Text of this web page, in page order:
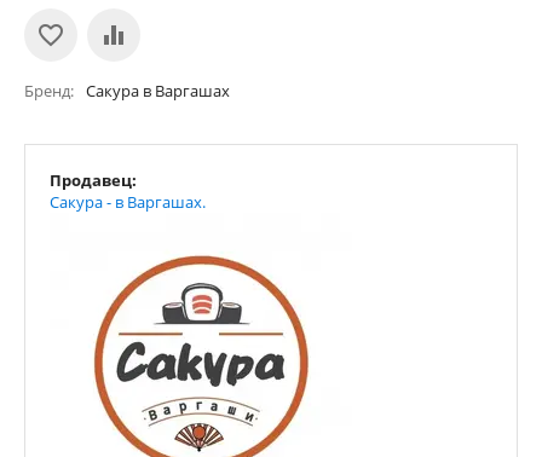
Бренд Сакура в Варгашах
Продавец:
Сакура - в Варгашах.